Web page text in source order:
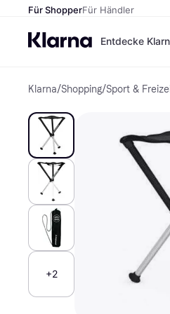
Für ShopperFür Händler
Entdecke
Klarna/Shopping/Sport &
+2